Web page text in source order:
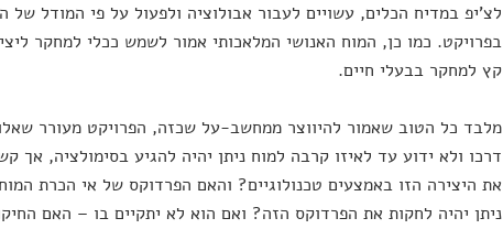
לצ'יפ במדיח הכלים, עשויים לעבור אבולוציה ולפעול על פי המודל של
בפרויקט. כמו כן, המוח האנושי המלאכותי אמור לשמש ככלי למחקר
קץ למחקר בבעלי חיים.
מלבד כל הטוב שאמור להיווצר ממחשב-על שכזה, הפרויקט מעורר
דרכו ולא ידוע עד לאיזו קרבה למוח ניתן יהיה להגיע בסימולציה,
את היצירה הזו באמצעים טכנולוגיים? והאם הפרדוקס של אי הכרת
ניתן יהיה לחקות את הפרדוקס הזה? ואם הוא לא יתקיים בו – האם